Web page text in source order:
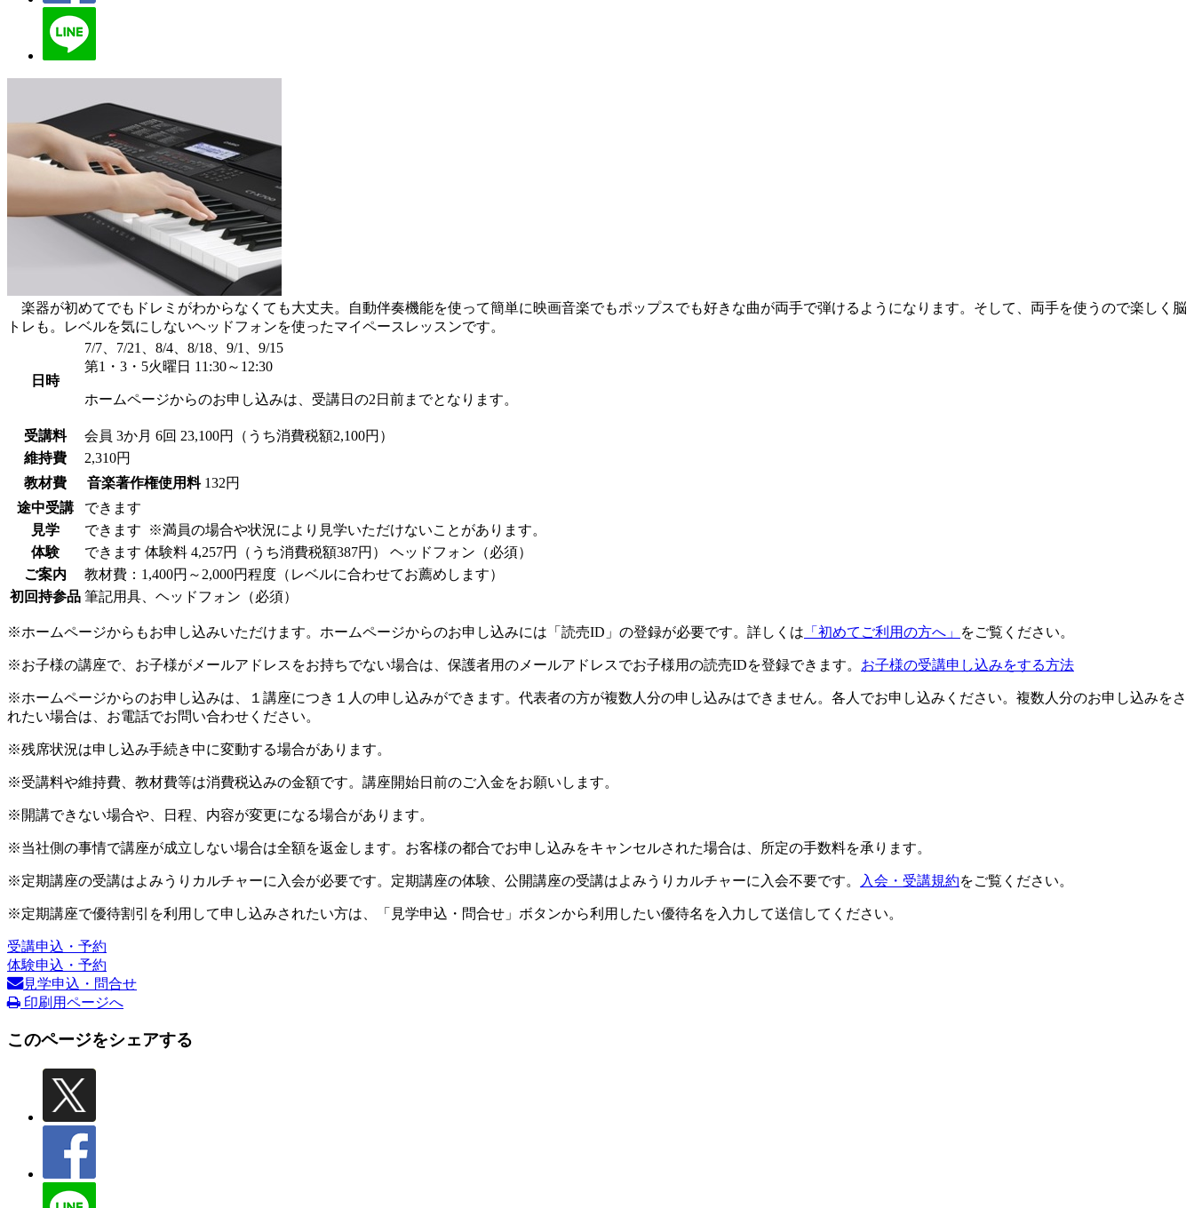
楽器が初めてでもドレミがわからなくても大丈夫。自動伴奏機能を使って簡単に映画音楽でもポップスでも好きな曲が両手で弾けるようになります。そして、両手を使うので楽しく脳
トレも。レベルを気にしないヘッドフォンを使ったマイペースレッスンです。
日時
7/7、7/21、8/4、8/18、9/1、9/15
第1・3・5火曜日 11:30～12:30
ホームページからのお申し込みは、受講日の2日前までとなります。
受講料 会員 3か月 6回 23,100円（うち消費税額2,100円）
維持費
2,310円
教材費
音楽著作権使用料 132円
途中受講
できます
見学
できます
※満員の場合や状況により見学いただけないことがあります。
体験
できます 体験料 4,257円（うち消費税額387円） ヘッドフォン（必須）
ご案内
教材費：1,400円～2,000円程度（レベルに合わせてお薦めします）
初回持参品 筆記用具、ヘッドフォン（必須）
※ホームページからもお申し込みいただけます。ホームページからのお申し込みには「読売ID」の登録が必要です。詳しくは 「初めてご利用の方へ」 をご覧ください。
※お子様の講座で、お子様がメールアドレスをお持ちでない場合は、保護者用のメールアドレスでお子様用の読売IDを登録できます。 お子様の受講申し込みをする方法
※ホームページからのお申し込みは、１講座につき１人の申し込みができます。代表者の方が複数人分の申し込みはできません。各人でお申し込みください。複数人分のお申し込みをさ
れたい場合は、お電話でお問い合わせください。
※残席状況は申し込み手続き中に変動する場合があります。
※受講料や維持費、教材費等は消費税込みの金額です。講座開始日前のご入金をお願いします。
※開講できない場合や、日程、内容が変更になる場合があります。
※当社側の事情で講座が成立しない場合は全額を返金します。お客様の都合でお申し込みをキャンセルされた場合は、所定の手数料を承ります。
※定期講座の受講はよみうりカルチャーに入会が必要です。定期講座の体験、公開講座の受講はよみうりカルチャーに入会不要です。 入会・受講規約をご覧ください。
※定期講座で優待割引を利用して申し込みされたい方は、「見学申込・問合せ」ボタンから利用したい優待名を入力して送信してください。
受講申込・予約
体験申込・予約
見学申込・問合せ
印刷用ページへ
このページをシェアする